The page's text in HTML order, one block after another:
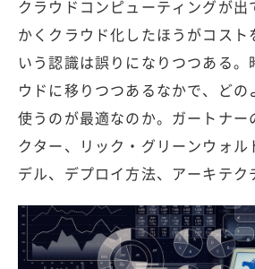
クラウドコンピューティングが出
かくクラウド化したほうがコスト
いう認識は誤りになりつつある。
ウドに移りつつあるなかで、どの
使うのが最適なのか。ガートナー
クター、リック・グリーンウォル
デル、デプロイ方法、アーキテク